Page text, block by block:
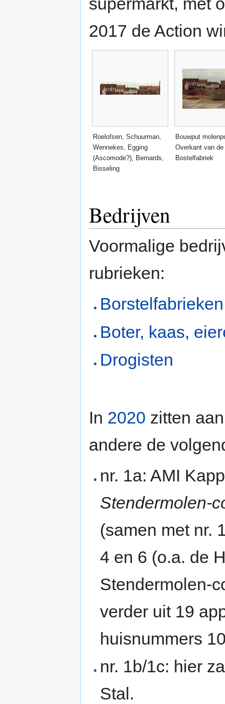
2017 de Action
Roelofsen, Schuurman,
Wennekes, Egging
(Ascomode?), Bernards,
Bisseling
Bouwput
Overkant van de
Bostelfabriek
Bedrijven
Voormalige
rubrieken:
Borstelfabrieken
Boter, kaas,
Drogisten
In 2020 zitten
andere de
nr. 1a: AMI
Stendermolen-
(samen met nr.
4 en 6 (o.a. de
Stendermolen-
verder uit 19
huisnummers
nr. 1b/1c: hier
Stal.